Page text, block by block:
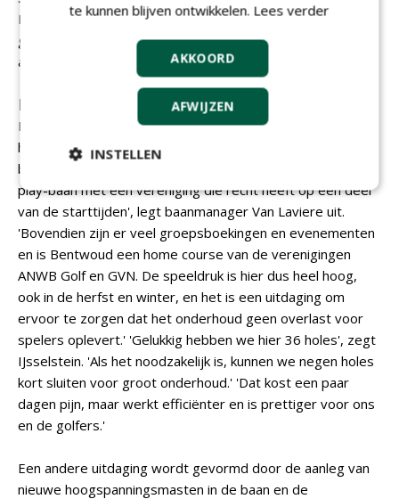
IJsselstein. 'Er is nu werk genoeg voor mensen in de
groensector, ze kunnen overal terecht. Dat speelt niet
alleen hier, maar ook elders, hoor ik van collega's.'
Drukke baan
Een van de grootste uitdagingen voor het management en
het onderhoudsteam op Bentwoud is de hoge
bezettingsgraad. 'Bentwoud is een commerciële pay-and-
play-baan met een vereniging die recht heeft op een deel
van de starttijden', legt baanmanager Van Laviere uit.
'Bovendien zijn er veel groepsboekingen en evenementen
en is Bentwoud een home course van de verenigingen
ANWB Golf en GVN. De speeldruk is hier dus heel hoog,
ook in de herfst en winter, en het is een uitdaging om
ervoor te zorgen dat het onderhoud geen overlast voor
spelers oplevert.' 'Gelukkig hebben we hier 36 holes', zegt
IJsselstein. 'Als het noodzakelijk is, kunnen we negen holes
kort sluiten voor groot onderhoud.' 'Dat kost een paar
dagen pijn, maar werkt efficiënter en is prettiger voor ons
en de golfers.'
Een andere uitdaging wordt gevormd door de aanleg van
nieuwe hoogspanningsmasten in de baan en de
te kunnen blijven ontwikkelen. Lees verder
AKKOORD
AFWIJZEN
INSTELLEN